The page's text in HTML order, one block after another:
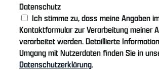
Datenschutz
Ich stimme zu, dass meine Angaben
Kontaktformular zur Verarbeitung meiner
verarbeitet werden. Detaillierte
Umgang mit Nutzerdaten finden Sie in
Datenschutzerklärung.